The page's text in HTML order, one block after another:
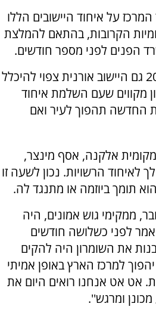
על איחוד היישובים הללו
הקרובות, בהתאם להמלצת
הפנים לפני מספר חודשים.
לדברי דרעי, לקראת 2023 גם היישוב אורנית צפוי להיכלל
מקווים שעם השלמת איחוד
החדשה תהפוך לעיר ואם
אלקנה, אסף מינצר,
לאיחוד הרשויות. נכון לשעה זו
תומך ביוזמה או מתנגד לה.
ממקימי גוש אמונים, היה
לפני כשלושה חודשים
את השומרון היה להקים
למרכז הארץ באופן אמיתי
אט אט אנחנו רואים היום את
ומרגש''.